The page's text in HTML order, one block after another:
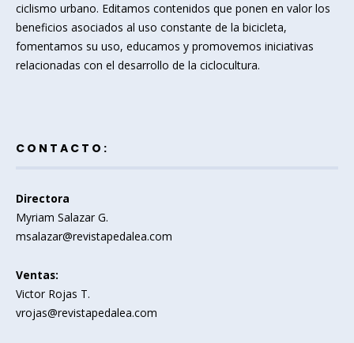
ciclismo urbano. Editamos contenidos que ponen en valor los
beneficios asociados al uso constante de la bicicleta,
fomentamos su uso, educamos y promovemos iniciativas
relacionadas con el desarrollo de la ciclocultura.
CONTACTO:
Directora
Myriam Salazar G.
msalazar@revistapedalea.com
Ventas:
Victor Rojas T.
vrojas@revistapedalea.com